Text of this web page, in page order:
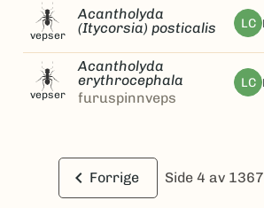
vepser
Acantholyda
(Itycorsia) posticalis
LC
vepser
Acantholyda
erythrocephala
furuspinnveps
LC
keyboard_arrow_left Forrige Side 4 av 1367